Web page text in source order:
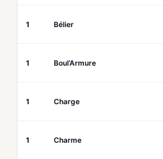
1 Bélier
1 Boul’Armure
1 Charge
1 Charme